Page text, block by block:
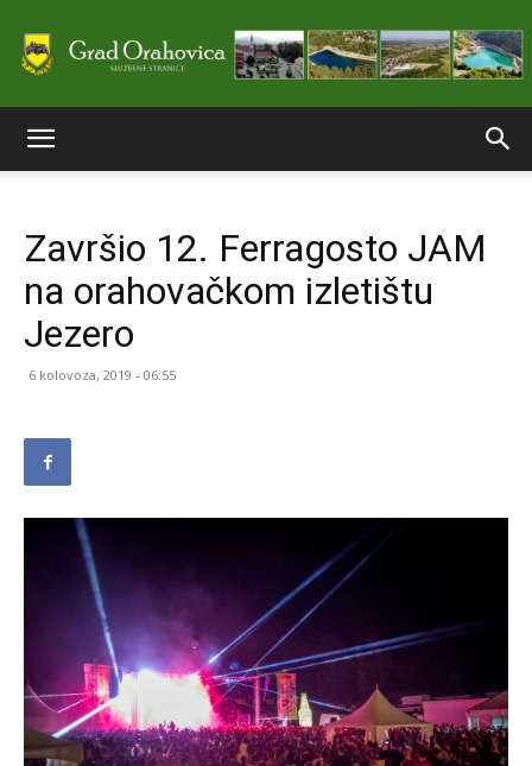
stranice
Završio 12. Ferragosto JAM
na orahovačkom izletištu
Jezero
6 kolovoza, 2019 - 06:55